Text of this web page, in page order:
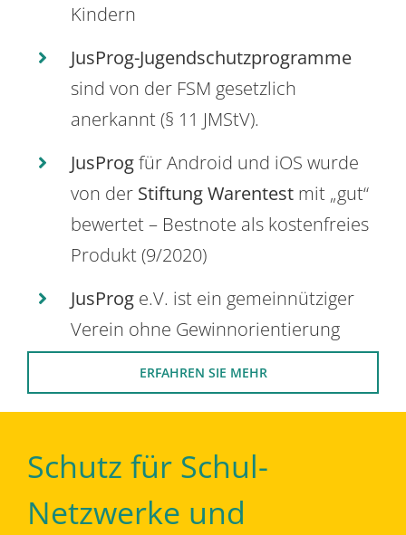
Kindern
JusProg-Jugendschutzprogramme
sind von der FSM gesetzlich
anerkannt (§ 11 JMStV).
JusProgfür Android und iOS wurde
von der Stiftung Warentest mit „gut“
bewertet – Bestnote als kostenfreies
Produkt (9/2020)
JusProg e.V. ist ein gemeinnütziger
Verein ohne Gewinnorientierung
ERFAHREN SIE MEHR
Schutz für Schul-
Netzwerke und